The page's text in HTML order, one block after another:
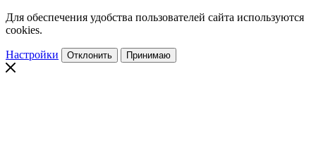
Для обеспечения удобства пользователей сайта используются
cookies.
Настройки Отклонить Принимаю